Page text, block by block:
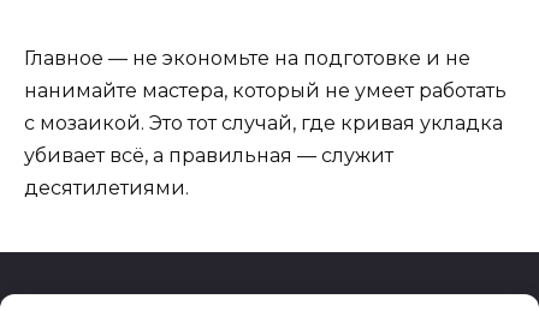
Главное — не экономьте на подготовке и не
нанимайте мастера, который не умеет работать
с мозаикой. Это тот случай, где кривая укладка
убивает всё, а правильная — служит
десятилетиями.